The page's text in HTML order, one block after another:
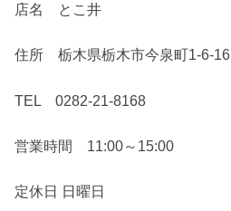
店名 とこ井
住所 栃木県栃木市今泉町1-6-16
TEL 0282-21-8168
営業時間 11:00～15:00
定休日 日曜日